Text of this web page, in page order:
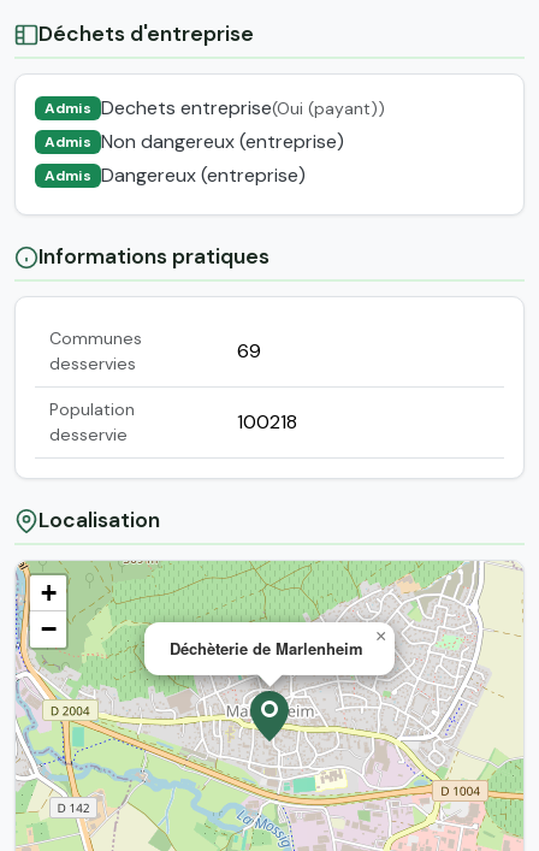
Déchets d'entreprise
Admis Dechets entreprise(Oui (payant))
Admis Non dangereux (entreprise)
Admis Dangereux (entreprise)
Informations pratiques
Communes
desservies
69
Population
desservie
100218
Localisation
Déchèterie de Marlenheim
×
+
−